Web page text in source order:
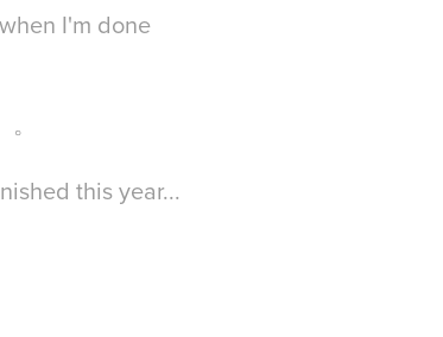
I'm done
this year...